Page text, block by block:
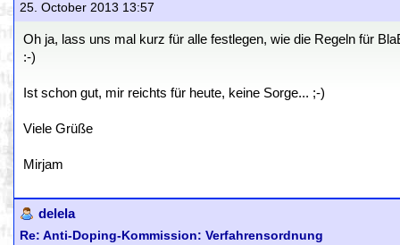
25. October 2013 13:57
Oh ja, lass uns mal kurz für alle festlegen, wie die Regeln für
:-)
Ist schon gut, mir reichts für heute, keine Sorge... ;-)
Viele Grüße
Mirjam
delela
Re: Anti-Doping-Kommission: Verfahrensordnung